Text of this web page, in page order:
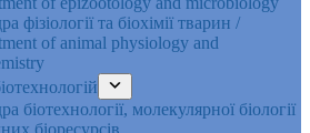
фізіології та біохімії тварин /
of animal physiology and
біотехнології, молекулярної біології
біоресурсів